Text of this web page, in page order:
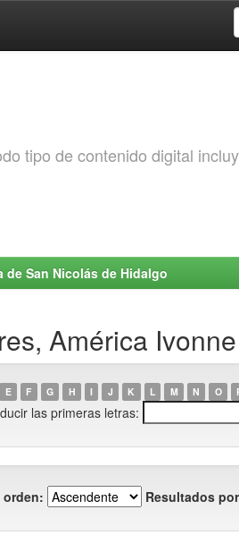
tipo de contenido digital
San Nicolás de Hidalgo
América Ivonne
E F G H I J K L M N O
las primeras letras:
orden: Resultados